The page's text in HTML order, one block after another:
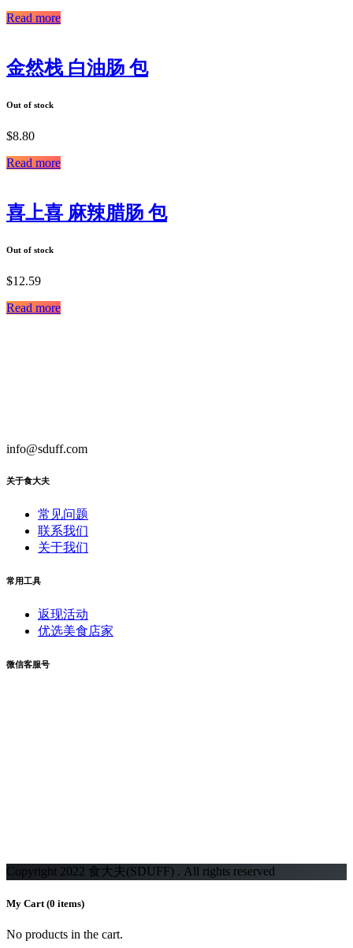
Read more
金然栈 白油肠 包
Out of stock
$8.80
Read more
喜上喜 麻辣腊肠 包
Out of stock
$12.59
Read more
info@sduff.com
关于食大夫
常见问题
联系我们
关于我们
常用工具
返现活动
优选美食店家
微信客服号
Copyright 2022 食大夫(SDUFF) . All rights reserved
My Cart (0 items)
No products in the cart.